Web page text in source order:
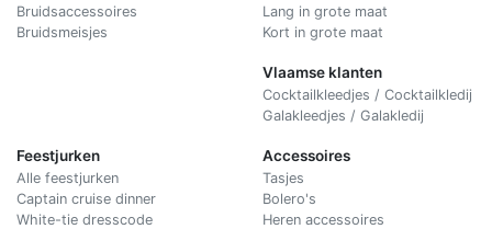
Bruidsaccessoires
Bruidsmeisjes
Lang in grote maat
Kort in grote maat
Vlaamse klanten
Cocktailkleedjes / Cocktailkledij
Galakleedjes / Galakledij
Feestjurken
Alle feestjurken
Captain cruise dinner
White-tie dresscode
Accessoires
Tasjes
Bolero's
Heren accessoires